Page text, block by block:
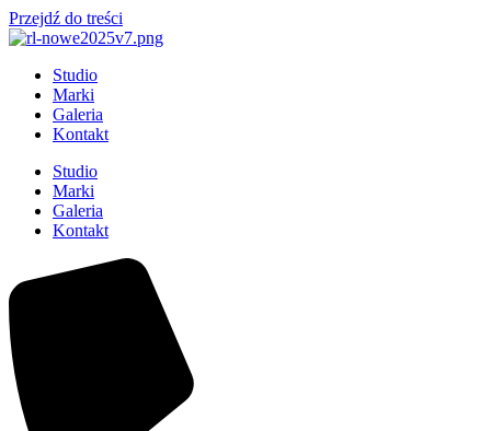
Przejdź do treści
Studio
Marki
Galeria
Kontakt
Studio
Marki
Galeria
Kontakt